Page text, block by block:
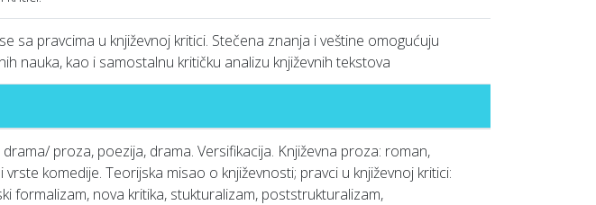
sa pravcima u književnoj kritici. Stečena znanja i veštine omogućuju
nauka, kao i samostalnu kritičku analizu književnih tekstova
proza, poezija, drama. Versifikacija. Književna proza: roman,
komedije. Teorijska misao o književnosti; pravci u književnoj kritici:
formalizam, nova kritika, stukturalizam, poststrukturalizam,